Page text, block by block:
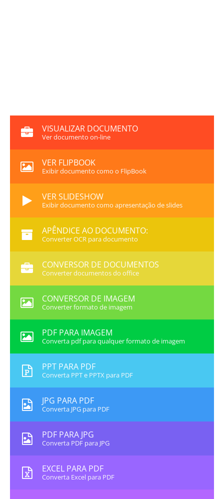
VISUALIZAR DOCUMENTO
Ver documento on-line
VER FLIPBOOK
Exibir documento como o FlipBook
VER SLIDESHOW
Exibir documento como apresentação de slides
APÊNDICE AO DOCUMENTO:
Converter OCR para documento
CONVERSOR DE DOCUMENTOS
Converter documentos do office
CONVERSOR DE IMAGEM
Converter formato de imagem
PDF PARA IMAGEM
Converta pdf para qualquer formato de imagem
PPT PARA PDF
Converta PPT e PPTX para PDF
JPG PARA PDF
Converta JPG para PDF
PDF PARA JPG
Converta PDF para JPG
EXCEL PARA PDF
Converta Excel para PDF